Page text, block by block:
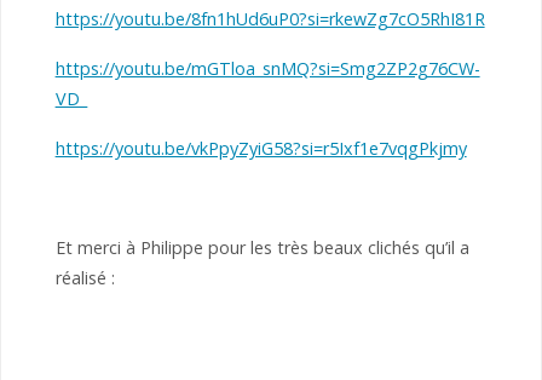
https://youtu.be/8fn1hUd6uP0?si=rkewZg7cO5RhI81R
https://youtu.be/mGTloa_snMQ?si=Smg2ZP2g76CW-
VD_
https://youtu.be/vkPpyZyiG58?si=r5Ixf1e7vqgPkjmy
Et merci à Philippe pour les très beaux clichés qu’il a
réalisé :